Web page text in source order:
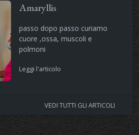
Amaryllis
passo dopo passo curiamo
cuore ,ossa, muscoli e
polmoni
Leggi l'articolo
VEDI TUTTI GLI ARTICOLI